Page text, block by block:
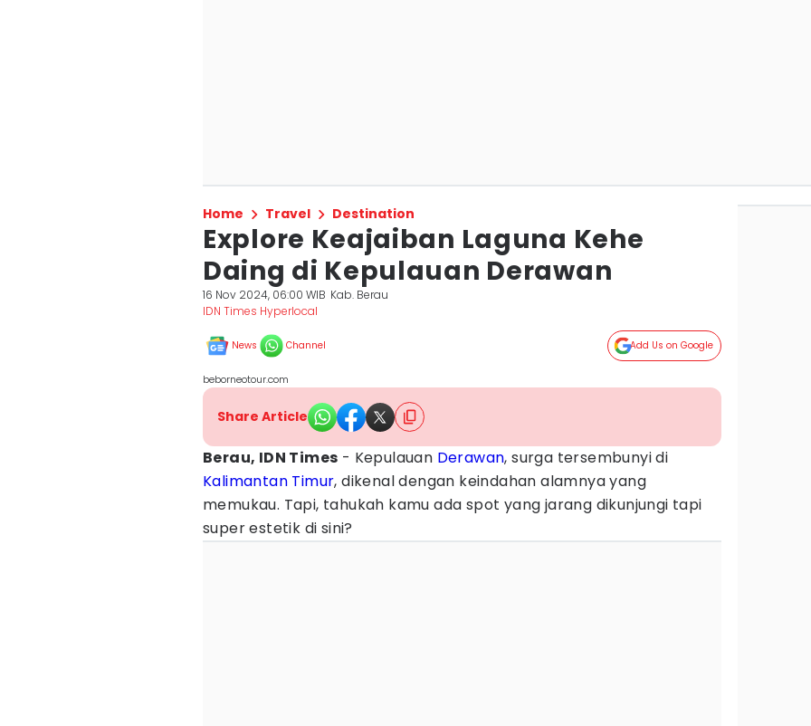
Home Travel Destination
Explore Keajaiban Laguna Kehe
Daing di Kepulauan Derawan
16 Nov 2024, 06:00 WIB Kab. Berau
IDN Times Hyperlocal
News Channel Add Us on Google
beborneotour.com
Share Article
Berau, IDN Times - Kepulauan Derawan, surga tersembunyi di
Kalimantan Timur, dikenal dengan keindahan alamnya yang
memukau. Tapi, tahukah kamu ada spot yang jarang dikunjungi tapi
super estetik di sini?